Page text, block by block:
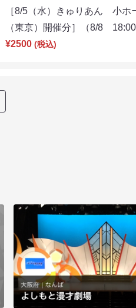
［8/5（水）きゅりあん 小ホ
（東京）開催分］（8/8 18:00
¥2500 (税込)